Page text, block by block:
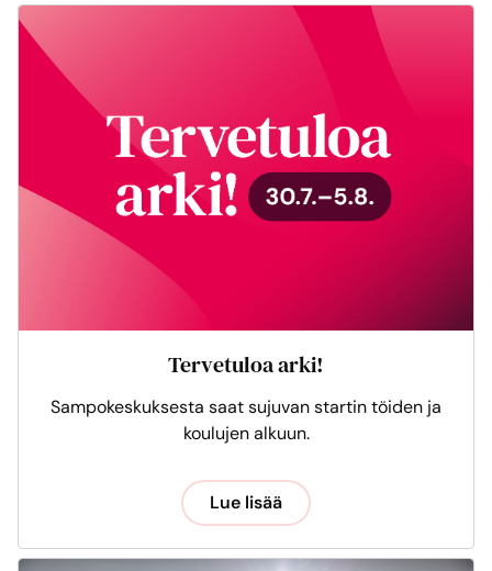
Tervetuloa arki!
Sampokeskuksesta saat sujuvan startin töiden ja
koulujen alkuun.
Lue lisää